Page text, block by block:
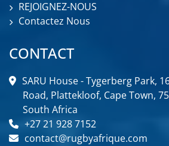
REJOIGNEZ-NOUS
Contactez Nous
CONTACT
SARU House - Tygerberg Park,
Road, Plattekloof, Cape Town,
South Africa
+27 21 928 7152
contact@rugbyafrique.com